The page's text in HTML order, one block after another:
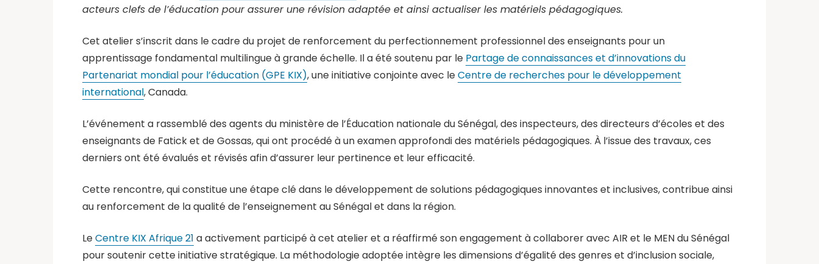
acteurs clefs de l’éducation pour assurer une révision adaptée et ainsi actualiser les matériels pédagogiques.
Cet atelier s’inscrit dans le cadre du projet de renforcement du perfectionnement professionnel des enseignants pour un
apprentissage fondamental multilingue à grande échelle. Il a été soutenu par le Partage de connaissances et d’innovations du
Partenariat mondial pour l’éducation (GPE KIX), une initiative conjointe avec leCentre de recherches pour le développement
international, Canada.
L’événement a rassemblé des agents du ministère de l’Éducation nationale du Sénégal, des inspecteurs, des directeurs d’écoles et des
enseignants de Fatick et de Gossas, qui ont procédé à un examen approfondi des matériels pédagogiques. À l’issue des travaux, ces
derniers ont été évalués et révisés afin d’assurer leur pertinence et leur efficacité.
Cette rencontre, qui constitue une étape clé dans le développement de solutions pédagogiques innovantes et inclusives, contribue ainsi
au renforcement de la qualité de l’enseignement au Sénégal et dans la région.
LeCentre KIX Afrique 21 a activement participé à cet atelier et a réaffirmé son engagement à collaborer avec AIR et le MEN du Sénégal
pour soutenir cette initiative stratégique. La méthodologie adoptée intègre les dimensions d’égalité des genres et d’inclusion sociale,